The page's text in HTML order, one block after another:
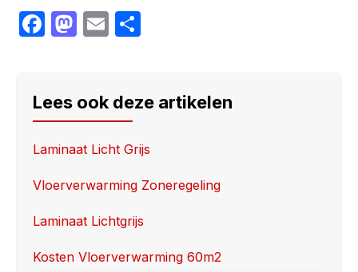
F
e
b
o
o
M
o
d
o
n
E
l
e
Lees ook deze artikelen
Laminaat Licht Grijs
Vloerverwarming Zoneregeling
Laminaat Lichtgrijs
Kosten Vloerverwarming 60m2